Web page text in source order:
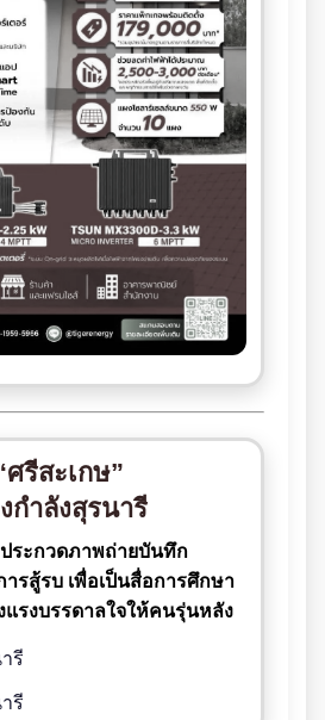
ศรีสะเกษ”
กำลังสุรนารี
ระกวดภาพถ่ายบันทึก
รสู้รบ เพื่อเป็นสื่อการศึกษา
แรงบรรดาลใจให้คนรุ่นหลัง